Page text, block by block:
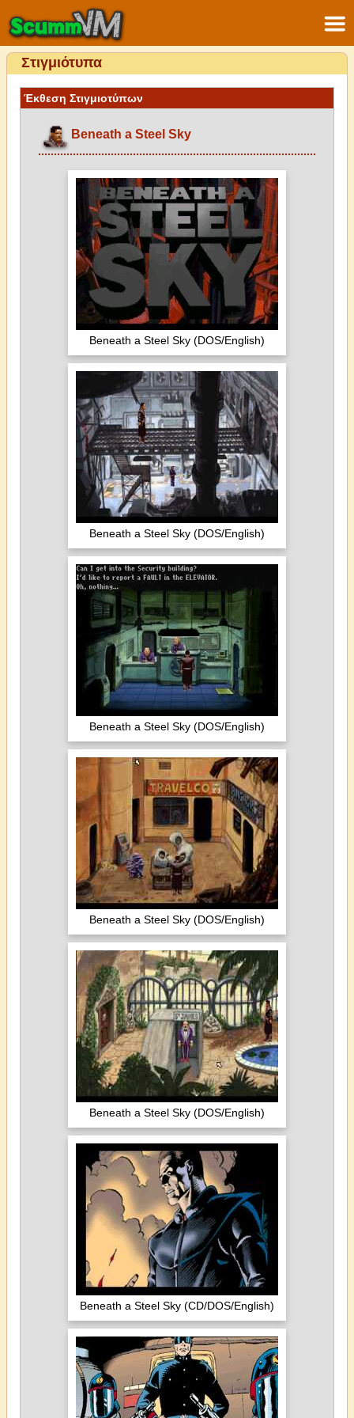
Στιγμιότυπα
Έκθεση Στιγμιοτύπων
Beneath a Steel Sky
Beneath a Steel Sky (DOS/English)
Beneath a Steel Sky (DOS/English)
Beneath a Steel Sky (DOS/English)
Beneath a Steel Sky (DOS/English)
Beneath a Steel Sky (DOS/English)
Beneath a Steel Sky (CD/DOS/English)